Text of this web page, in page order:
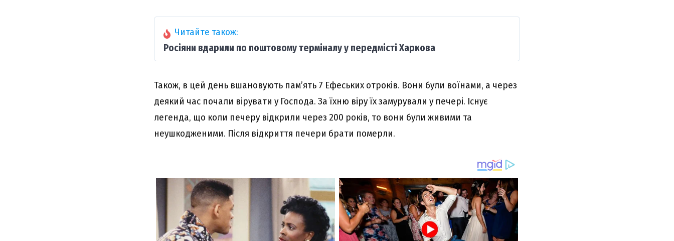
Читайте також:
Росіяни вдарили по поштовому терміналу у передмісті Харкова
Також, в цей день вшановують пам’ять 7 Ефеських отроків. Вони були воїнами, а через
деякий час почали вірувати у Господа. За їхню віру їх замурували у печері. Існує
легенда, що коли печеру відкрили через 200 років, то вони були живими та
неушкодженими. Після відкриття печери брати померли.